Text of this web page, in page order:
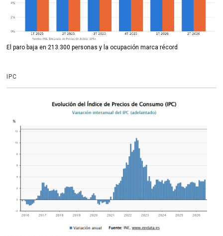
El paro baja en 213.300 personas y la ocupación marca récord
IPC